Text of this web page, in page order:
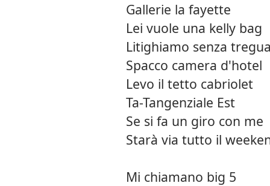
Gallerie la fayette
Lei vuole una kelly bag
Litighiamo senza
Spacco camera d'hotel
Levo il tetto cabriolet
Ta-Tangenziale Est
Se si fa un giro con me
Starà via tutto il
Mi chiamano big 5